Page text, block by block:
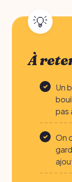
À
Un
pas
On